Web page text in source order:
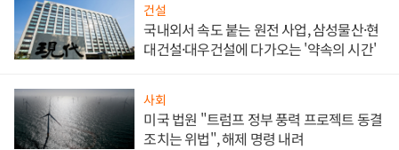
건설
국내외서 속도 붙는 원전 사업, 삼성물산·현
대건설·대우건설에 다가오는 '약속의 시간'
사회
미국 법원 "트럼프 정부 풍력 프로젝트 동결
조치는 위법", 해제 명령 내려